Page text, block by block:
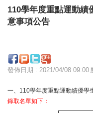
110學年度重點運動績
意事項公告
發佈日期 : 2021/04/08 09:00
一、110學年度重點運動績優學
錄取名單如下：